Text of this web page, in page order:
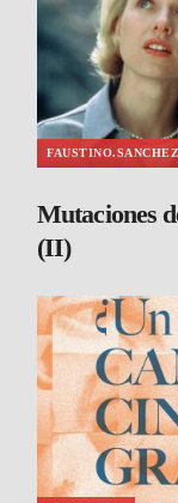
FAUSTINO.SANCHEZ
Mutaciones
(II)